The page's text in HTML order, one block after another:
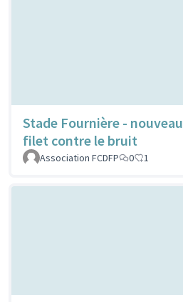
Stade Fournière - nouveau
filet contre le bruit
Association FCDFP
0 1